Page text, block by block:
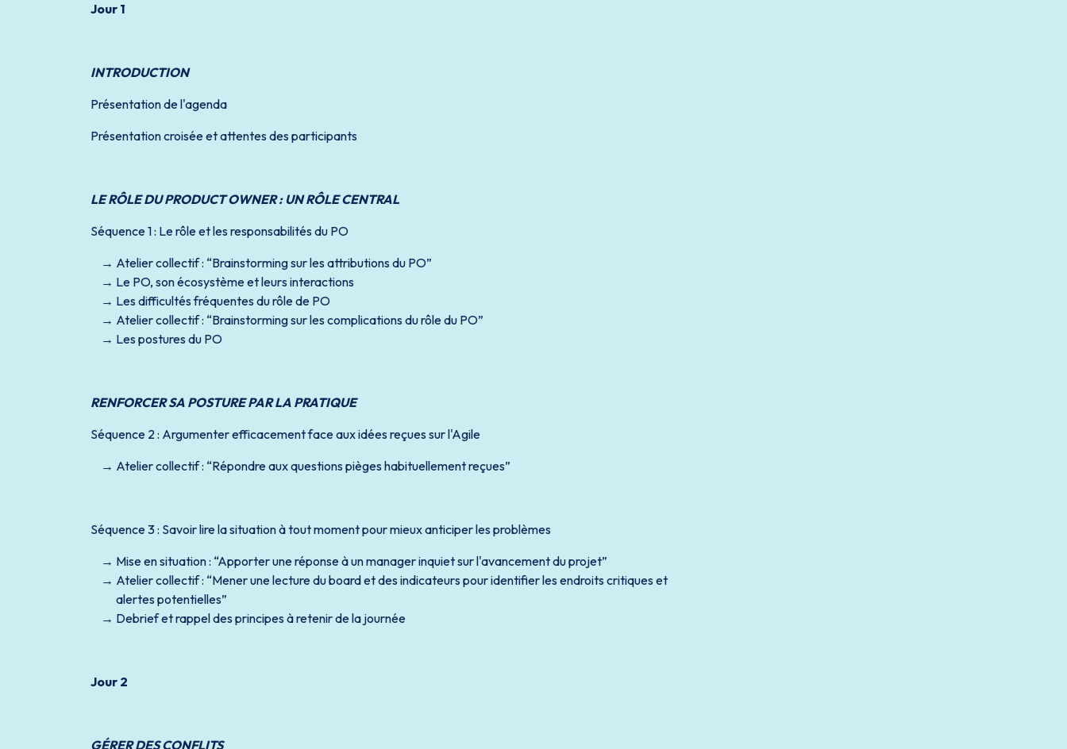
Jour 1
INTRODUCTION
Présentation de l'agenda
Présentation croisée et attentes des participants
LE RÔLE DU PRODUCT OWNER : UN RÔLE CENTRAL
Séquence 1 : Le rôle et les responsabilités du PO
Atelier collectif : “Brainstorming sur les attributions du PO”
Le PO, son écosystème et leurs interactions
Les difficultés fréquentes du rôle de PO
Atelier collectif : “Brainstorming sur les complications du rôle du PO”
Les postures du PO
RENFORCER SA POSTURE PAR LA PRATIQUE
Séquence 2 : Argumenter efficacement face aux idées reçues sur l'Agile
Atelier collectif : “Répondre aux questions pièges habituellement reçues”
Séquence 3 : Savoir lire la situation à tout moment pour mieux anticiper les problèmes
Mise en situation : “Apporter une réponse à un manager inquiet sur l'avancement du projet”
Atelier collectif : “Mener une lecture du board et des indicateurs pour identifier les endroits critiques et
alertes potentielles”
Debrief et rappel des principes à retenir de la journée
Jour 2
GÉRER DES CONFLITS